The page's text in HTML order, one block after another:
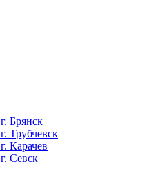
г. Брянск
г. Трубчевск
г. Карачев
г. Севск